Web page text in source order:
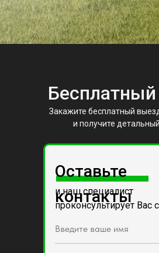
Закажите бесплатный
и получите
Введите ваше имя
и наш специалист
проконсультирует Вас
Оставьте
контакты